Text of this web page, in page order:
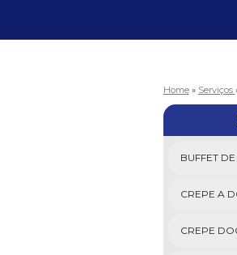
Home » Serviços
BUFFET
CREPE A
CREPE